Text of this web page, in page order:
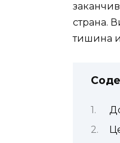
страна.
тишина